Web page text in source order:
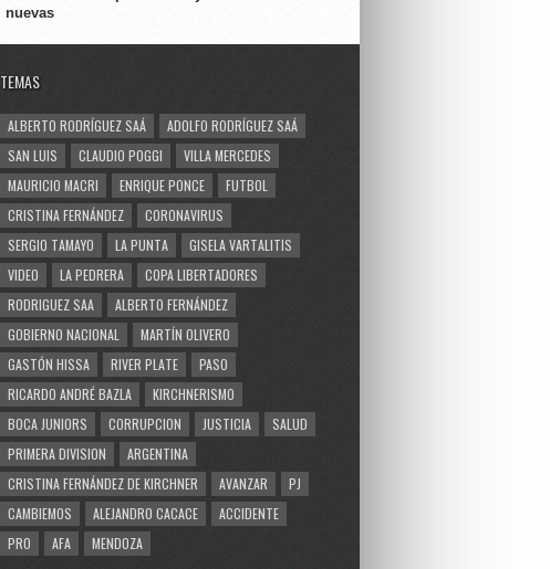
nuevas
TEMAS
ALBERTO RODRÍGUEZ SAÁ
ADOLFO RODRÍGUEZ SAÁ
SAN LUIS
CLAUDIO POGGI
VILLA MERCEDES
MAURICIO MACRI
ENRIQUE PONCE
FUTBOL
CRISTINA FERNÁNDEZ
CORONAVIRUS
SERGIO TAMAYO
LA PUNTA
GISELA VARTALITIS
VIDEO
LA PEDRERA
COPA LIBERTADORES
RODRIGUEZ SAA
ALBERTO FERNÁNDEZ
GOBIERNO NACIONAL
MARTÍN OLIVERO
GASTÓN HISSA
RIVER PLATE
PASO
RICARDO ANDRÉ BAZLA
KIRCHNERISMO
BOCA JUNIORS
CORRUPCION JUSTICIA
SALUD
PRIMERA DIVISION
ARGENTINA
CRISTINA FERNÁNDEZ DE KIRCHNER
AVANZAR
PJ
CAMBIEMOS
ALEJANDRO CACACE
ACCIDENTE
PRO
AFA MENDOZA